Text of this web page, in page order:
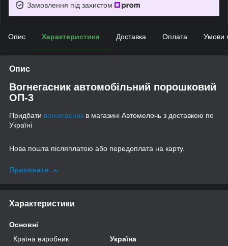
Замовлення під захистом
Опис Характеристики Доставка Оплата Умови
Опис
Вогнегасник автомобільний порошковий
ОП-3
Придбати вогнегасник в магазині Автомелочь з доставкою по
Україні
Нова пошта післяплатою або передоплата на карту.
Приховати
Характеристики
Основні
Країна виробник
Україна